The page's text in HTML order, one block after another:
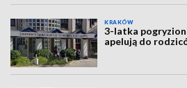
KRAKÓW
3-latka
apelują do